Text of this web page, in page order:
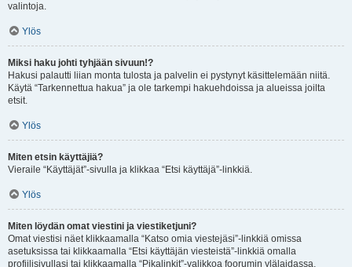
valintoja.
Ylös
Miksi haku johti tyhjään sivuun!?
Hakusi palautti liian monta tulosta ja palvelin ei pystynyt käsittelemään niitä.
Käytä “Tarkennettua hakua” ja ole tarkempi hakuehdoissa ja alueissa joilta
etsit.
Ylös
Miten etsin käyttäjiä?
Vieraile “Käyttäjät”-sivulla ja klikkaa “Etsi käyttäjä”-linkkiä.
Ylös
Miten löydän omat viestini ja viestiketjuni?
Omat viestisi näet klikkaamalla “Katso omia viestejäsi”-linkkiä omissa
asetuksissa tai klikkaamalla “Etsi käyttäjän viesteistä”-linkkiä omalla
profiilisivullasi tai klikkaamalla “Pikalinkit”-valikkoa foorumin ylälaidassa.